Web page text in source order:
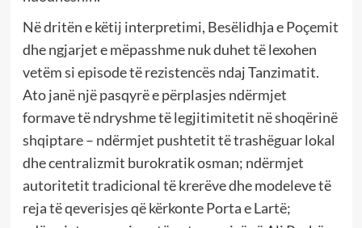
Në dritën e këtij interpretimi, Besëlidhja e Poçemit
dhe ngjarjet e mëpasshme nuk duhet të lexohen
vetëm si episode të rezistencës ndaj Tanzimatit.
Ato janë një pasqyrë e përplasjes ndërmjet
formave të ndryshme të legjitimitetit në shoqërinë
shqiptare – ndërmjet pushtetit të trashëguar lokal
dhe centralizmit burokratik osman; ndërmjet
autoritetit tradicional të krerëve dhe modeleve të
reja të qeverisjes që kërkonte Porta e Lartë;